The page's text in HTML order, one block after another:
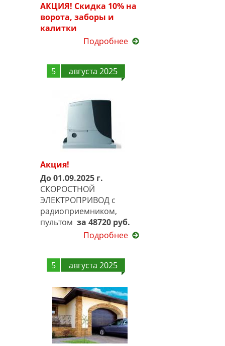
АКЦИЯ! Скидка 10% на
ворота, заборы и
калитки
Подробнее
5 августа 2025
Акция!
До 01.09.2025 г.
СКОРОСТНОЙ
ЭЛЕКТРОПРИВОД с
радиоприемником,
пультом за 48720 руб.
Подробнее
5 августа 2025